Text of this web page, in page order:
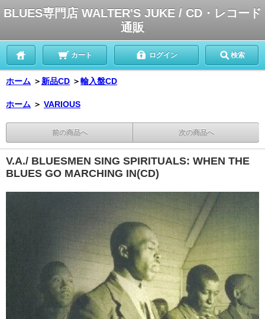
BLUES専門店 WALTER'S JUKE / CD・レコード
通販
カート ログイン 検索
ホーム ＞ 新品CD ＞輸入盤CD
ホーム ＞ VARIOUS
前の商品へ 次の商品へ
V.A./ BLUESMEN SING SPIRITUALS: WHEN THE
BLUES GO MARCHING IN(CD)